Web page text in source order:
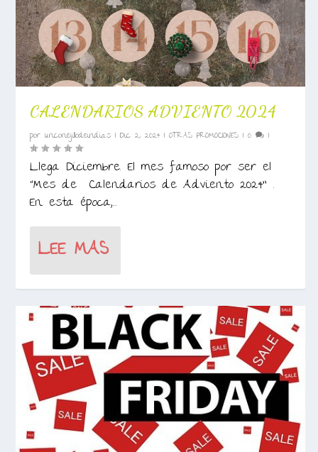
CALENDARIOS ADVIENTO 2024
porunconejillodeindias |Dic 2, 2024 |OTRAS PROMOCIONES |0 |
Llega Diciembre. El mes famoso por ser el
“Mes de Calendarios de Adviento 2024” .
En esta época,...
LEE MAS